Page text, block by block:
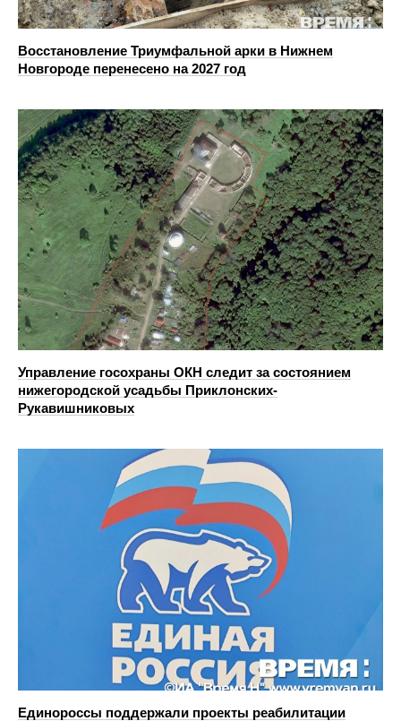
Восстановление Триумфальной арки в Нижнем
Новгороде перенесено на 2027 год
Управление госохраны ОКН следит за состоянием
нижегородской усадьбы Приклонских-
Рукавишниковых
Единороссы поддержали проекты реабилитации